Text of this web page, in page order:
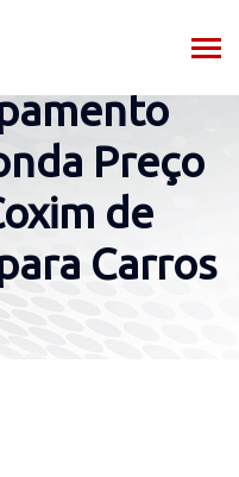
Preço
de
Carros